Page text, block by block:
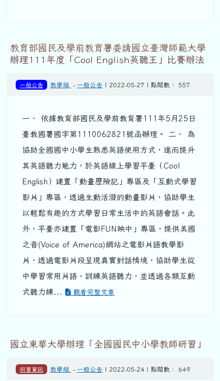
教育部國民及學前教育署委請國立臺灣師範大學
辦理111年度「Cool English英聽王」比賽辦法
一般公告 教學組 - 一般公告 | 2022-05-27 | 點閱數： 557
一、 依據教育部國民及學前教育署111年5月25日
臺教國署國字第1110062821號函辦理。 二、 為
協助全國國中小學生熟悉英語使用方式，進而提升
其英語聽力能力，於英語線上學習平臺（Cool
English）建置「動畫歷險記」專區及「互動式學習
影片」專區，透過生動活潑的動畫影片，協助學生
以輕鬆有趣的方式學習日常生活中的英語會話。此
外，平臺亦建置「電影FUN映中」專區，提供美國
之音(Voice of America)網站之電影片語教學影
片，透過電影片段呈現真實對話情境，協助學生從
中學習常用片語、訓練英語聽力，並透過各類互動
式聽力練...
觀看完整文章
國立東華大學辦理「全國國民中小學教師研習」
研習資訊 教學組 - 一般公告 | 2022-05-24 | 點閱數： 649